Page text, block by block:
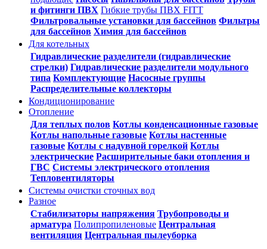
и фитинги ПВХ Гибкие трубы ПВХ FITT
Фильтровальные установки для бассейнов Фильтры
для бассейнов Химия для бассейнов
Для котельных
Гидравлические разделители (гидравлические
стрелки) Гидравлические разделители модульного
типа Комплектующие Насосные группы
Распределительные коллекторы
Кондиционирование
Отопление
Для теплых полов Котлы конденсационные газовые
Котлы напольные газовые Котлы настенные
газовые Котлы с надувной горелкой Котлы
электрические Расширительные баки отопления и
ГВС Системы электрического отопления
Тепловентиляторы
Системы очистки сточных вод
Разное
Стабилизаторы напряжения Трубопроводы и
арматура Полипропиленовые Центральная
вентиляция Центральная пылеуборка